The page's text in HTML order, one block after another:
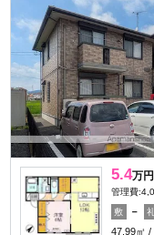
5.4万円
管理費
敷 －
47.99㎡